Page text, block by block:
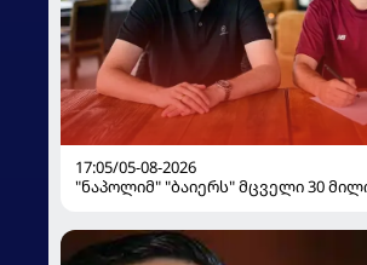
17:05/05-08-2026
"ნაპოლიმ" "ბაიერს" მცველი 30